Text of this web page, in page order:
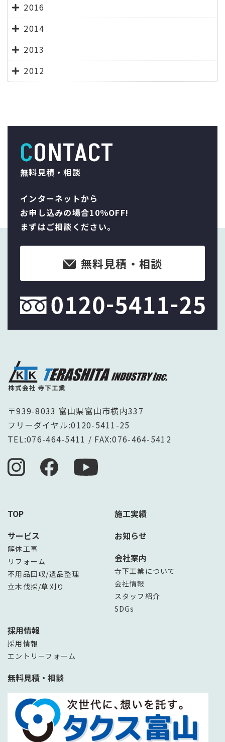
2016
2014
2013
2012
CONTACT
無料見積・相談
インターネットから
お申し込みの場合10％OFF!
まずはご相談ください。
無料見積・相談
〒939-8033 富山県富山市横内337
フリーダイヤル:0120-5411-25
TEL:076-464-5411 / FAX:076-464-5412
TOP
サービス
解体工事
リフォーム
不用品回収/遺品整理
立木伐採/草刈り
施工実績
お知らせ
会社案内
寺下工業について
会社情報
スタッフ紹介
SDGs
採用情報
採用情報
エントリーフォーム
無料見積・相談